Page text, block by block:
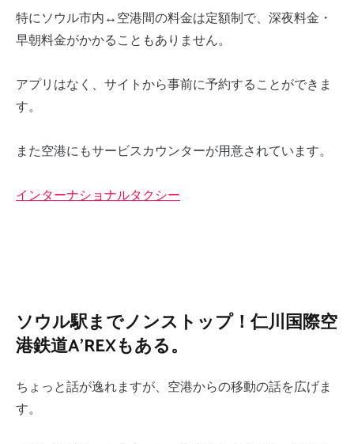
特にソウル市内↔空港間の料金は定額制で、深夜料金・
早朝料金がかかることもありません。
アプリはなく、サイトから事前に予約することができま
す。
また空港にもサービスカウンターが用意されています。
インターナショナルタクシー
ソウル駅までノンストップ！仁川国際空
港鉄道A’REXもある。
ちょっと話が逸れますが、空港からの移動の話を広げま
す。